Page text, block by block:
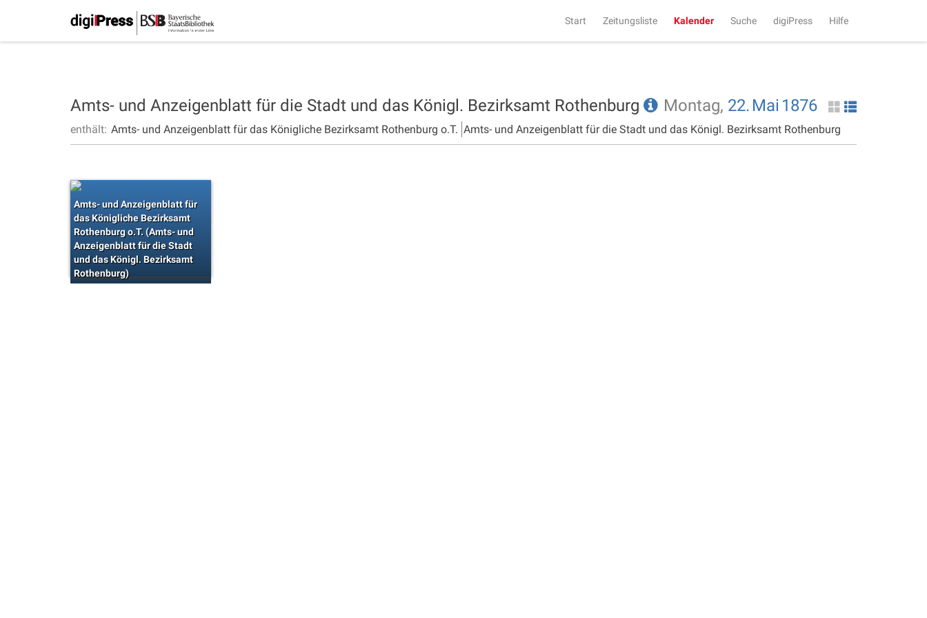
Start Zeitungsliste Kalender Suche digiPress Hilfe
Amts- und Anzeigenblatt für die Stadt und das Königl. Bezirksamt Rothenburg Montag, 22. Mai 1876
enthält: Amts- und Anzeigenblatt für das Königliche Bezirksamt Rothenburg o.T. Amts- und Anzeigenblatt für die Stadt und das Königl. Bezirksamt Rothenburg
Amts- und Anzeigenblatt für
das Königliche Bezirksamt
Rothenburg o.T. (Amts- und
Anzeigenblatt für die Stadt
und das Königl. Bezirksamt
Rothenburg)